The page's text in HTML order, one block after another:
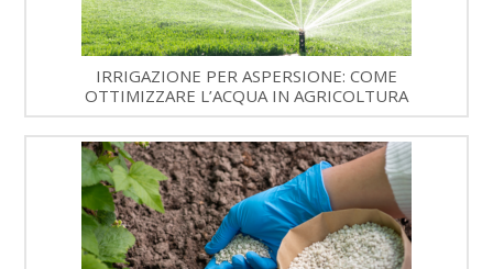
IRRIGAZIONE PER ASPERSIONE: COME
OTTIMIZZARE L’ACQUA IN AGRICOLTURA